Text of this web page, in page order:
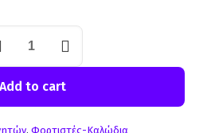
Add to cart
, Φορτιστές-Καλώδια